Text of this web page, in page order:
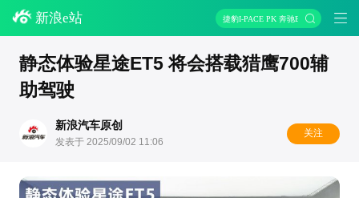
新浪e站 捷豹I-PACE PK 奔驰EQC
静态体验星途ET5 将会搭载猎鹰700辅
助驾驶
新浪汽车原创
发表于 2025/09/02 11:06
关注